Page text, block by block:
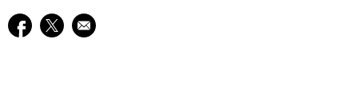
Udostępnij na facebook
Udostępnij na twitter
E-mail do przyjaciela